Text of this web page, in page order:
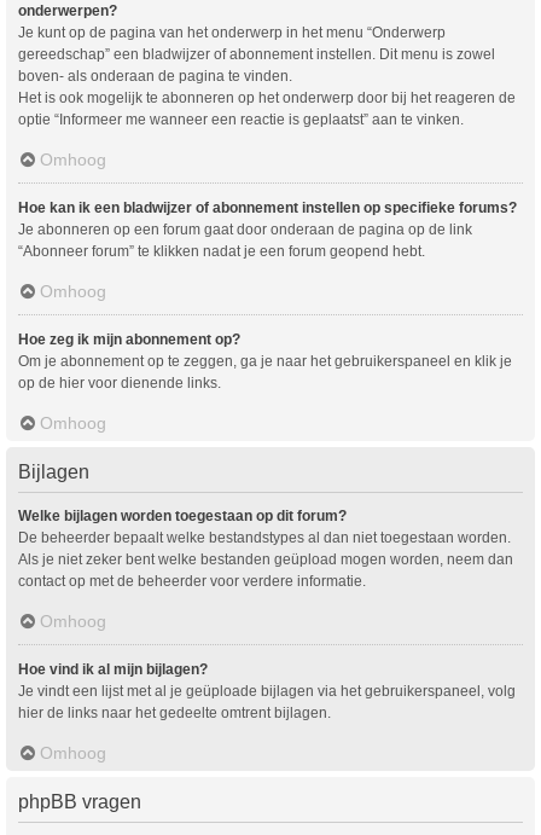
onderwerpen?
Je kunt op de pagina van het onderwerp in het menu “Onderwerp
gereedschap” een bladwijzer of abonnement instellen. Dit menu is zowel
boven- als onderaan de pagina te vinden.
Het is ook mogelijk te abonneren op het onderwerp door bij het reageren de
optie “Informeer me wanneer een reactie is geplaatst” aan te vinken.
Omhoog
Hoe kan ik een bladwijzer of abonnement instellen op specifieke forums?
Je abonneren op een forum gaat door onderaan de pagina op de link
“Abonneer forum” te klikken nadat je een forum geopend hebt.
Omhoog
Hoe zeg ik mijn abonnement op?
Om je abonnement op te zeggen, ga je naar het gebruikerspaneel en klik je
op de hier voor dienende links.
Omhoog
Bijlagen
Welke bijlagen worden toegestaan op dit forum?
De beheerder bepaalt welke bestandstypes al dan niet toegestaan worden.
Als je niet zeker bent welke bestanden geüpload mogen worden, neem dan
contact op met de beheerder voor verdere informatie.
Omhoog
Hoe vind ik al mijn bijlagen?
Je vindt een lijst met al je geüploade bijlagen via het gebruikerspaneel, volg
hier de links naar het gedeelte omtrent bijlagen.
Omhoog
phpBB vragen